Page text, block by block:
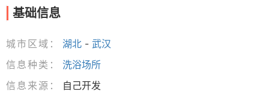
基础信息
城市区域： 湖北 - 武汉
信息种类：
洗浴场所
信息来源：
自己开发